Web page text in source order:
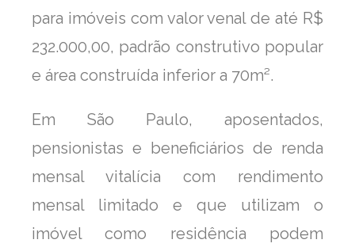
para imóveis com valor venal de até R$
232.000,00, padrão construtivo popular
e área construída inferior a 70m².
Em São Paulo, aposentados,
pensionistas e beneficiários de renda
mensal vitalícia com rendimento
mensal limitado e que utilizam o
imóvel como residência podem